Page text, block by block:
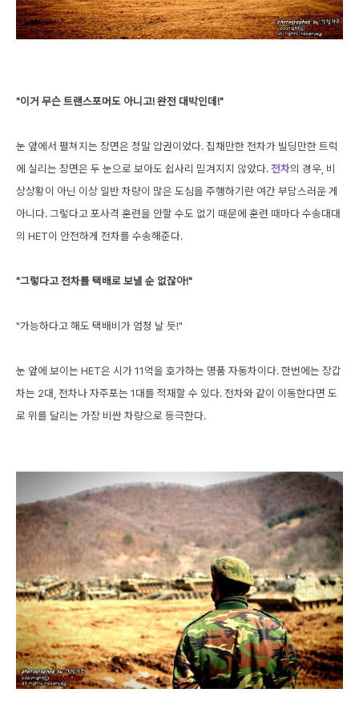
"이거 무슨 트랜스포머도 아니고! 완전 대박인데!"
눈 앞에서 펼쳐지는 장면은 정말 압권이었다. 집채만한 전차가 빌딩만한 트럭
에 실리는 장면은 두 눈으로 보아도 쉽사리 믿겨지지 않았다.전차의 경우, 비
상상황이 아닌 이상 일반 차량이 많은 도심을 주행하기란 여간 부담스러운 게
아니다. 그렇다고 포사격 훈련을 안할 수도 없기 때문에 훈련 때마다 수송대대
의 HET이 안전하게 전차를 수송해준다.
"그렇다고 전차를 택배로 보낼 순 없잖아!"
"가능하다고 해도 택배비가 엄청 날 듯!"
눈 앞에 보이는 HET은 시가 11억을 호가하는 명품 자동차이다. 한번에는 장갑
차는 2대, 전차나 자주포는 1대를 적재할 수 있다. 전차와 같이 이동한다면 도
로 위를 달리는 가장 비싼 차량으로 등극한다.